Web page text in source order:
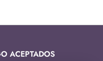
ACEPTADOS